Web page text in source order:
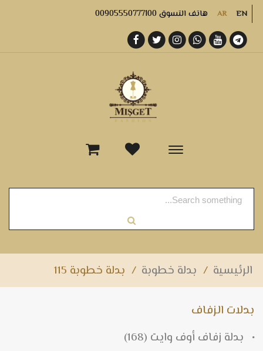
AR EN هاتف التسوق 00905550777100
-
الرئيسية / بدلة خطوبة / بدلة خطوبة 115
بدلات الزفاف
بدلة زفاف أوف وايت (168)